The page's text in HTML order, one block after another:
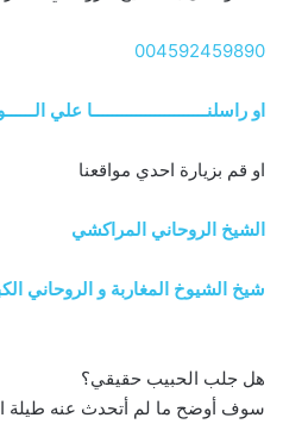
004592459890
او راسلنــــــــــــــــــــــــا علي
او قم بزيارة احدي مواقعنا
الشيخ الروحاني المراكشي
شيخ الشيوخ المغاربة و الروحاني
هل جلب الحبيب حقيقي؟
سوف أوضح ما لم أتحدث عنه طيلة